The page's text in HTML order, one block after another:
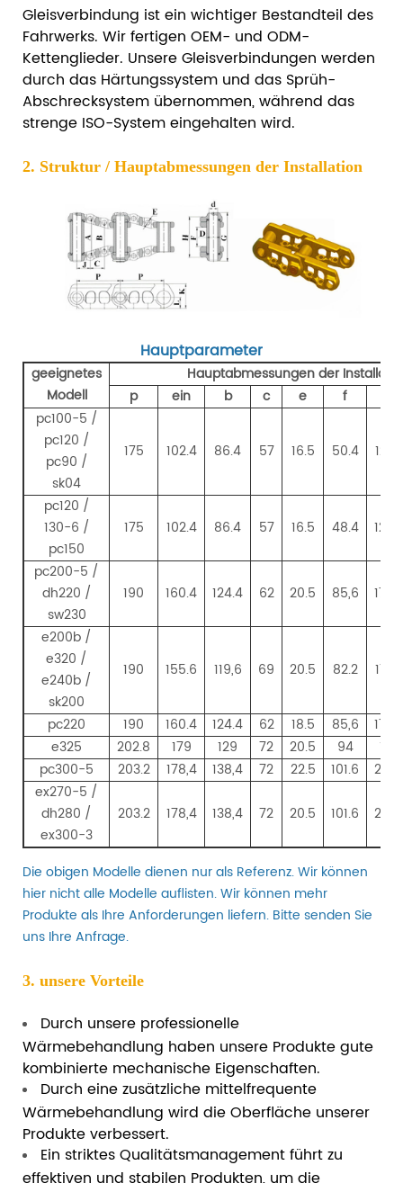
Gleisverbindung ist ein wichtiger Bestandteil des
Fahrwerks. Wir fertigen OEM- und ODM-
Kettenglieder. Unsere Gleisverbindungen werden
durch das Härtungssystem und das Sprüh-
Abschrecksystem übernommen, während das
strenge ISO-System eingehalten wird.
2. Struktur / Hauptabmessungen der Installation
Hauptparameter
geeignetes
Modell
Hauptabmessungen der
p
ein b c e f
pc100-5 /
pc120 /
pc90 /
sk04
175 102.4 86.4 57 16.5 50.4
pc120 /
130-6 /
pc150
175 102.4 86.4 57 16.5 48.4
pc200-5 /
dh220 /
sw230
190 160.4 124.4 62 20.5 85,6
e200b /
e320 /
e240b /
sk200
190 155.6 119,6 69 20.5 82.2
pc220 190 160.4 124.4 62 18.5 85,6
e325
202.8 179 129 72 20.5 94
194
pc300-5
203.2 178,4 138,4 72 22.5 101.6
ex270-5 /
dh280 /
ex300-3
203.2 178,4 138,4 72 20.5 101.6
Die obigen Modelle dienen nur als Referenz. Wir können
hier nicht alle Modelle auflisten. Wir können mehr
Produkte als Ihre Anforderungen liefern. Bitte senden Sie
uns Ihre Anfrage.
3. unsere Vorteile
Durch unsere professionelle
Wärmebehandlung haben unsere Produkte gute
kombinierte mechanische Eigenschaften.
Durch eine zusätzliche mittelfrequente
Wärmebehandlung wird die Oberfläche unserer
Produkte verbessert.
Ein striktes Qualitätsmanagement führt zu
effektiven und stabilen Produkten, um die